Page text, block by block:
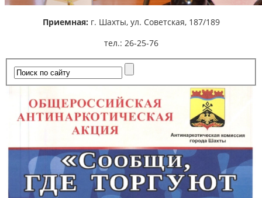
Приемная: г. Шахты, ул. Советская, 187/189
тел.: 26-25-76